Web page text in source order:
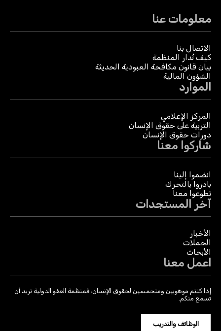
معلومات عنا
الاتصال بنا
كيف تُدار المنظمة
بيان قانون مكافحة العبودية الحديثة
الشؤون المالية
الموارد
المركز الإعلامي
التربية على حقوق الإنسان
دورات حقوق الإنسان
شاركوا معنا
انضموا إلينا
بادروا بالتحرك
تطوعوا معنا
آخر المستجدات
الأخبار
الحملات
الأبحاث
اعمل معنا
إذا كنتم موهوبين ومتحمسين لحقوق الإنسان، فمنظمة العفو الدولية تريد أن
تسمع منكم.
الوظائف والتدريب